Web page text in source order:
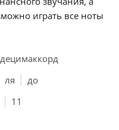
играть все ноты
ля до
11